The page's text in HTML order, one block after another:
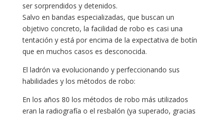
ser sorprendidos y detenidos.
Salvo en bandas especializadas, que buscan un
objetivo concreto, la facilidad de robo es casi una
tentación y está por encima de la expectativa de botín
que en muchos casos es desconocida.
El ladrón va evolucionando y perfeccionando sus
habilidades y los métodos de robo:
En los años 80 los métodos de robo más utilizados
eran la radiografía o el resbalón (ya superado, gracias